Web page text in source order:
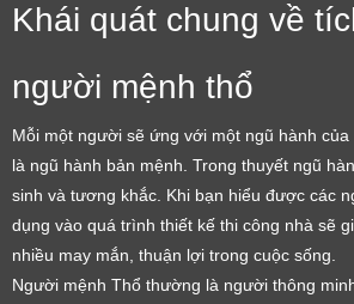
Khái quát chung về
người mệnh thổ
Mỗi một người sẽ ứng với một ngũ hành
là ngũ hành bản mệnh. Trong thuyết ngũ
sinh và tương khắc. Khi bạn hiểu được các
dụng vào quá trình thiết kế thi công nhà sẽ
nhiều may mắn, thuận lợi trong cuộc sống.
Người mệnh Thổ thường là người thông